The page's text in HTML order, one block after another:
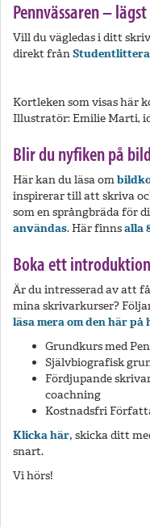
Pennvässaren –
Vill du vägledas i ditt
direkt från
Kortleken som visas här
Illustratör: Emilie Marti,
Blir du nyfiken på
Här kan du läsa om
inspirerar till att skriva
som en språngbräda för
användas. Här finnsalla
Boka ett
Är du intresserad av att
mina skrivarkurser?
läsa mera om den här på
Grundkurs med
Självbiografisk
Fördjupande
coachning
Kostnadsfri
Klicka här, skicka ditt
snart.
Vi hörs!